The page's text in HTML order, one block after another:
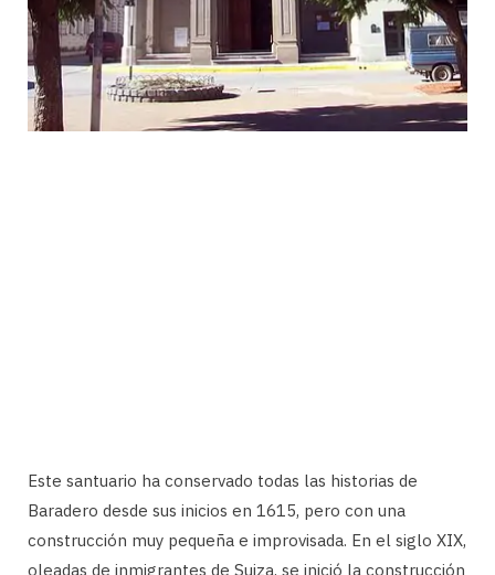
Este santuario ha conservado todas las historias de
Baradero desde sus inicios en 1615, pero con una
construcción muy pequeña e improvisada. En el siglo XIX,
oleadas de inmigrantes de Suiza, se inició la construcción